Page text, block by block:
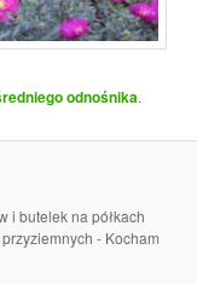
odnośnika.
i butelek na półkach
- Kocham